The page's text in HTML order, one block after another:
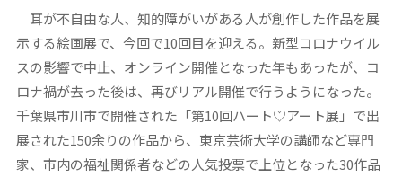
耳が不自由な人、知的障がいがある人が創作した作品を展
示する絵画展で、今回で10回目を迎える。新型コロナウイル
スの影響で中止、オンライン開催となった年もあったが、コ
ロナ禍が去った後は、再びリアル開催で行うようになった。
千葉県市川市で開催された「第10回ハート♡アート展」で出
展された150余りの作品から、東京芸術大学の講師など専門
家、市内の福祉関係者などの人気投票で上位となった30作品